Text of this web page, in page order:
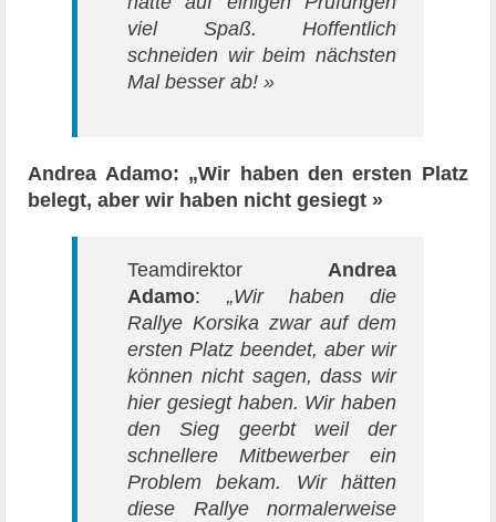
viel Spaß. Hoffentlich
schneiden wir beim nächsten
Mal besser ab! »
Andrea Adamo: „Wir haben den ersten Platz
belegt, aber wir haben nicht gesiegt »
Teamdirektor Andrea
Adamo: „Wir haben die
Rallye Korsika zwar auf dem
ersten Platz beendet, aber wir
können nicht sagen, dass wir
hier gesiegt haben. Wir haben
den Sieg geerbt weil der
schnellere Mitbewerber ein
Problem bekam. Wir hätten
diese Rallye normalerweise